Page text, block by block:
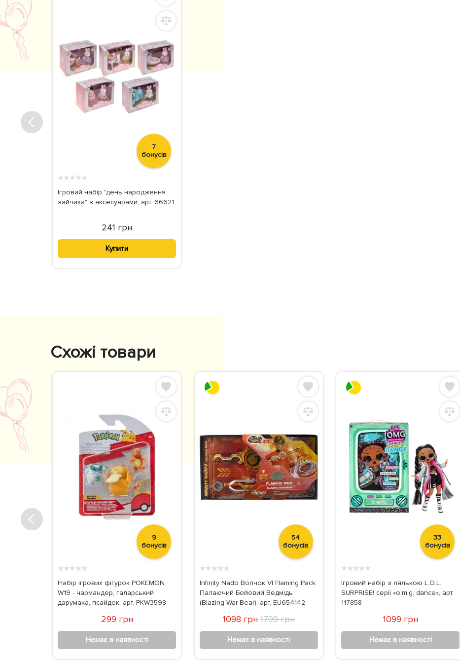
7
бонусів
★★★★★
Ігровий набір "день народження
зайчика" з аксесуарами, арт. 66621
241 грн
Купити
Схожі товари
9
бонусів
★★★★★
Набір ігрових фігурок POKEMON
W19 - чармандер, галарський
дарумака, псайдек, арт. PKW3598
299 грн
Немає в наявності
54
бонусів
★★★★★
Infinity Nado Волчок VI Flaming Pack
Палаючий Бойовий Ведмідь
(Blazing War Bear), арт. EU654142
1098 грн1799 грн
Немає в наявності
33
бонусів
★★★★★
Ігровий набір з лялькою L.O.L.
SURPRISE! серії «o.m.g. dance», арт.
117858
1099 грн
Немає в наявності